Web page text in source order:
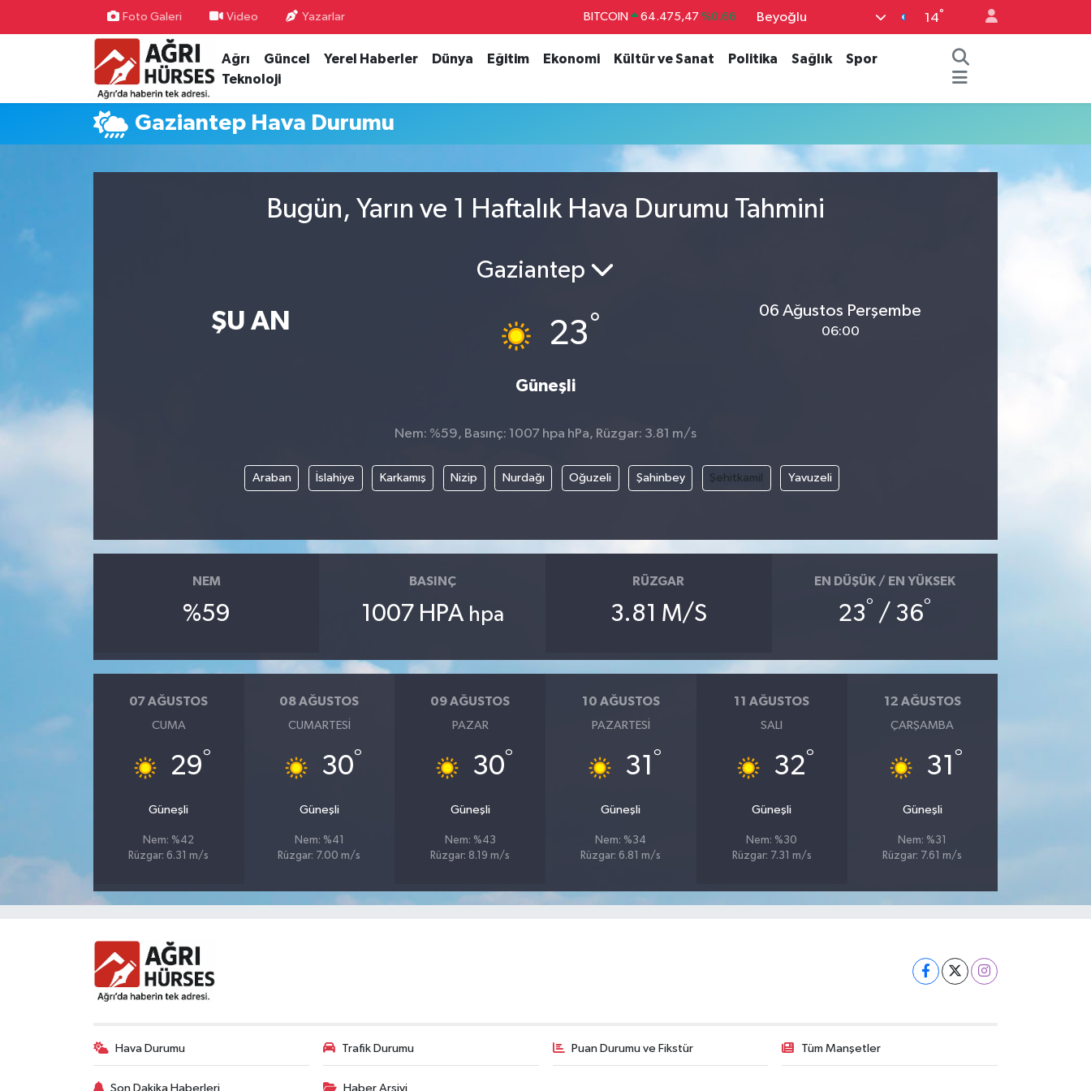
Foto Galeri Video Yazarlar BITCOIN 64.475,47 %0.66
STERLİN 64,2534 %0.22
BİST100
Beyoğlu 14°
Ağrı Güncel Yerel Haberler Dünya Eğitim Ekonomi Kültür ve Sanat Politika Sağlık
Spor
Teknoloji
Gaziantep Hava Durumu
Bugün, Yarın ve 1 Haftalık Hava Durumu Tahmini
ŞU AN
Gaziantep
23°
Güneşli
06 Ağustos Perşembe
06:00
Nem: %59, Basınç: 1007 hpa hPa, Rüzgar: 3.81 m/s
Araban İslahiye Karkamış Nizip Nurdağı Oğuzeli Şahinbey Şehitkamil Yavuzeli
NEM
%59
BASINÇ
1007 HPA hpa
RÜZGAR
3.81 M/S
EN DÜŞÜK / EN YÜKSEK
23° / 36°
07 AĞUSTOS
CUMA
29°
Güneşli
Nem: %42
Rüzgar: 6.31 m/s
08 AĞUSTOS
CUMARTESI
30°
Güneşli
Nem: %41
Rüzgar: 7.00 m/s
09 AĞUSTOS
PAZAR
30°
Güneşli
Nem: %43
Rüzgar: 8.19 m/s
10 AĞUSTOS
PAZARTESI
31 °
Güneşli
Nem: %34
Rüzgar: 6.81 m/s
11 AĞUSTOS
SALI
32°
Güneşli
Nem: %30
Rüzgar: 7.31 m/s
12 AĞUSTOS
ÇARŞAMBA
31 °
Güneşli
Nem: %31
Rüzgar: 7.61 m/s
Hava Durumu Trafik Durumu Puan Durumu ve Fikstür Tüm Manşetler
Son Dakika Haberleri Haber Arşivi
Hava Durumu
Trafik Durumu
Süper Lig Puan Durumu ve Fikstür